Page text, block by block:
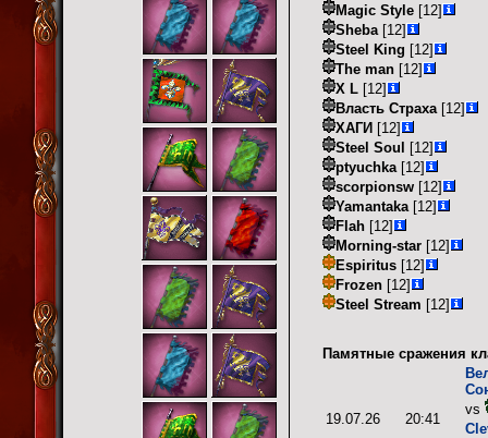
Magic Style [12]
Sheba [12]
Steel King [12]
The man [12]
X L [12]
Власть Страха [12]
ХАГИ [12]
Steel Soul [12]
ptyuchka [12]
scorpionsw [12]
Yamantaka [12]
Flah [12]
Morning-star [12]
Espiritus [12]
Frozen [12]
Steel Stream [12]
Памятные сражения
19.07.26 20:41
vs